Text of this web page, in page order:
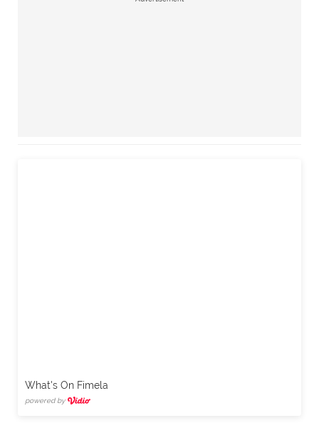
What's On Fimela
powered by